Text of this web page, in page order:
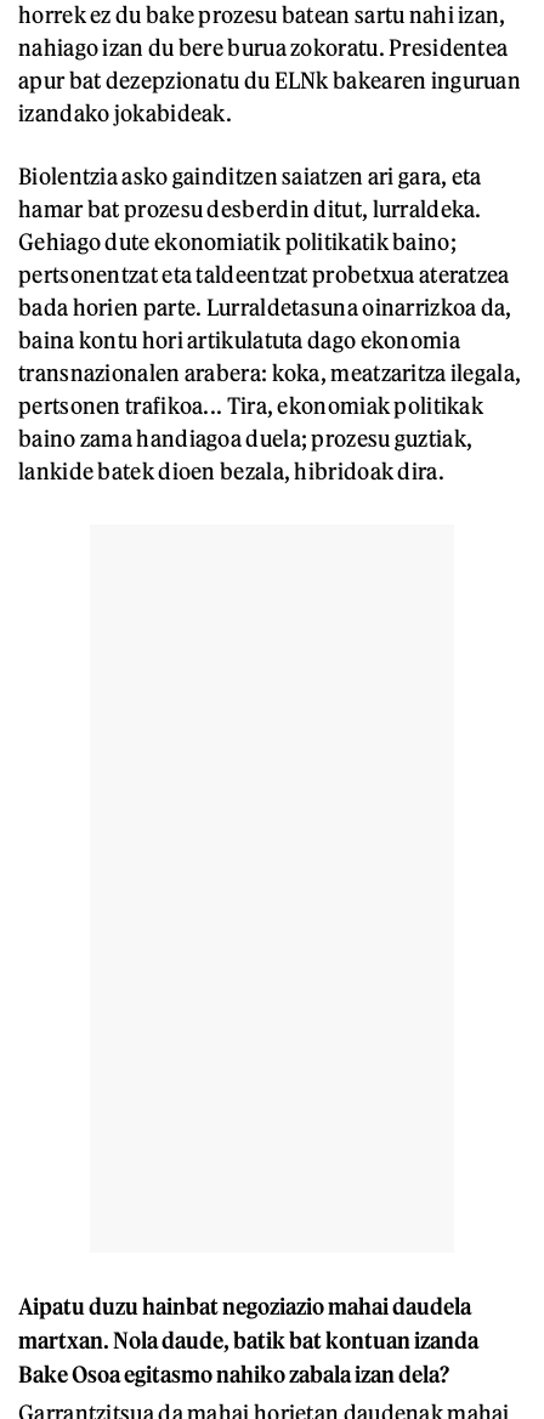
horrek ez du bake prozesu batean sartu nahi izan,
nahiago izan du bere burua zokoratu. Presidentea
apur bat dezepzionatu du ELNk bakearen inguruan
izandako jokabideak.
Biolentzia asko gainditzen saiatzen ari gara, eta
hamar bat prozesu desberdin ditut, lurraldeka.
Gehiago dute ekonomiatik politikatik baino;
pertsonentzat eta taldeentzat probetxua ateratzea
bada horien parte. Lurraldetasuna oinarrizkoa da,
baina kontu hori artikulatuta dago ekonomia
transnazionalen arabera: koka, meatzaritza ilegala,
pertsonen trafikoa... Tira, ekonomiak politikak
baino zama handiagoa duela; prozesu guztiak,
lankide batek dioen bezala, hibridoak dira.
Aipatu duzu hainbat negoziazio mahai daudela
martxan. Nola daude, batik bat kontuan izanda
Bake Osoa egitasmo nahiko zabala izan dela?
Garrantzitsua da mahai horietan daudenak mahai